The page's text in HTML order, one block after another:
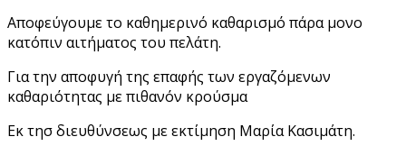
Αποφεύγουμε το καθημερινό καθαρισμό πάρα μονο
κατόπιν αιτήματος του πελάτη.
Για την αποφυγή της επαφής των εργαζόμενων
καθαριότητας με πιθανόν κρούσμα
Εκ τησ διευθύνσεως με εκτίμηση Μαρία Κασιμάτη.